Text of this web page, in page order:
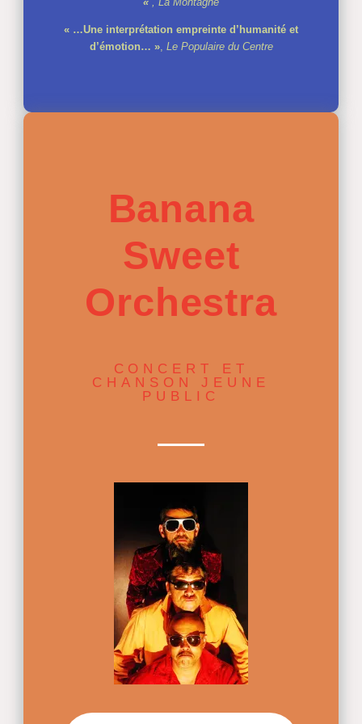
« , La Montagne
« …Une interprétation empreinte d’humanité et
d’émotion… », Le Populaire du Centre
Banana
Sweet
Orchestra
CONCERT ET
CHANSON JEUNE
PUBLIC